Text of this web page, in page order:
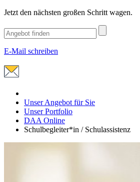
Jetzt den nächsten großen Schritt wagen.
E-Mail schreiben
Unser Angebot für Sie
Unser Portfolio
DAA Online
Schulbegleiter*in / Schulassistenz